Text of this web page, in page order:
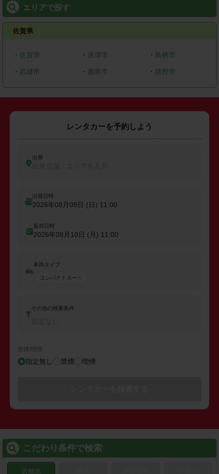
エリアで探す
佐賀県
・ 佐賀市 ・ 唐津市 ・ 鳥栖市
・ 武雄市 ・ 鹿島市 ・ 嬉野市
レンタカーを予約しよう
出発
出発日時
2026年08月09日 (日) 11:00
返却日時
2026年08月10日 (月) 11:00
車両タイプ
コンパクトカー
その他の検索条件
禁煙/喫煙
指定無し 禁煙 喫煙
こだわり条件で検索
店舗名